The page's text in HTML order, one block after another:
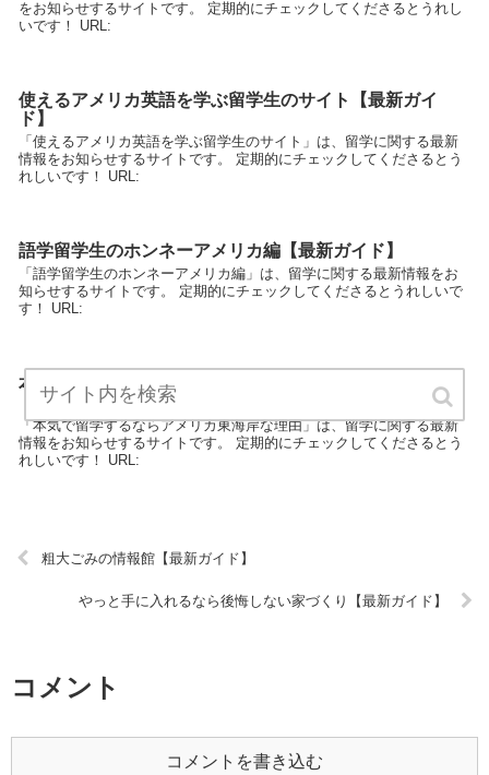
をお知らせするサイトです。 定期的にチェックしてくださるとうれし
いです！ URL:
使えるアメリカ英語を学ぶ留学生のサイト【最新ガイ
ド】
「使えるアメリカ英語を学ぶ留学生のサイト」は、留学に関する最新
情報をお知らせするサイトです。 定期的にチェックしてくださるとう
れしいです！ URL:
語学留学生のホンネーアメリカ編【最新ガイド】
「語学留学生のホンネーアメリカ編」は、留学に関する最新情報をお
知らせするサイトです。 定期的にチェックしてくださるとうれしいで
す！ URL:
本気で留学するならアメリカ東海岸な理由【最新ガイ
ド】
「本気で留学するならアメリカ東海岸な理由」は、留学に関する最新
情報をお知らせするサイトです。 定期的にチェックしてくださるとう
れしいです！ URL:
粗大ごみの情報館【最新ガイド】
やっと手に入れるなら後悔しない家づくり【最新ガイド】
コメント
コメントを書き込む